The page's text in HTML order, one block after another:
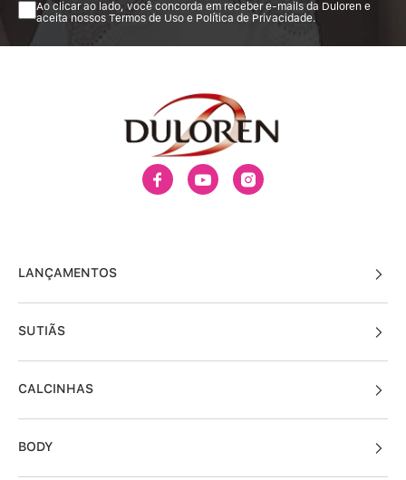
Ao clicar ao lado, você concorda em receber e-mails da Duloren e
aceita nossos Termos de Uso e Política de Privacidade.
LANÇAMENTOS
SUTIÃS
CALCINHAS
BODY